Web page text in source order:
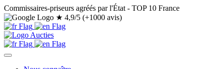
Commissaires-priseurs agréés par l'État - TOP 10 France
★ 4,9/5 (+1000 avis)